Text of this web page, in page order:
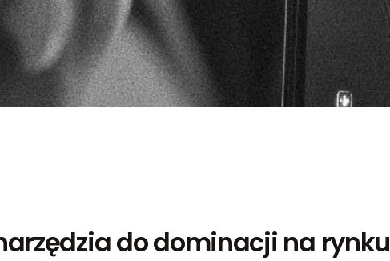
do dominacji na rynku